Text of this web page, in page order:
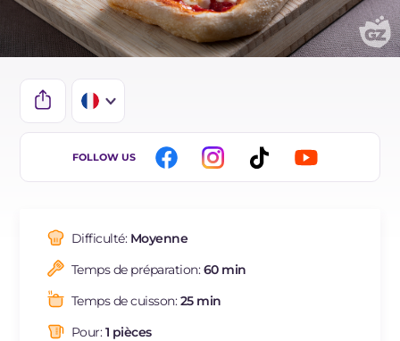
IT
BR
DE
NL
FOLLOW US
Difficulté: Moyenne
Temps de préparation:60 min
Temps de cuisson:25 min
Pour:1 pièces